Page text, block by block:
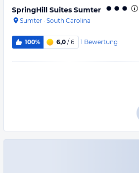
SpringHill Suites Sumter
Sumter · South Carolina
100% 6,0 / 6 1 Bewertung